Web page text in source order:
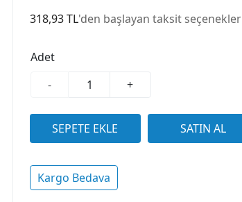
318,93 TL'den başlayan taksit
Adet
-
+
Kargo Bedava